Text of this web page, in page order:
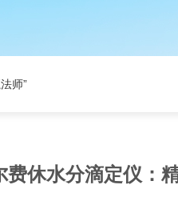
师”
费休水分滴定仪：